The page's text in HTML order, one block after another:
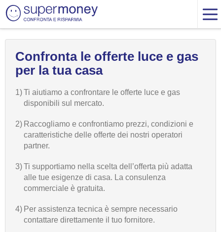
Confronta le offerte luce e gas
per la tua casa
1)Ti aiutiamo a confrontare le offerte luce e gas
disponibili sul mercato.
2) Raccogliamo e confrontiamo prezzi, condizioni e
caratteristiche delle offerte dei nostri operatori
partner.
3)Ti supportiamo nella scelta dell’offerta più adatta
alle tue esigenze di casa. La consulenza
commerciale è gratuita.
4) Per assistenza tecnica è sempre necessario
contattare direttamente il tuo fornitore.